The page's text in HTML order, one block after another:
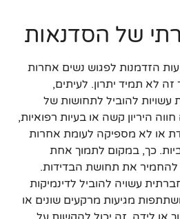
של הסדנאות
הזדמנות לפגוש נשים אחרות
זה לא תמיד יתרון. לעיתים,
עשויות להוביל לתחושות של
היריון קשה או בעיות רפואיות,
או לא מספיקה לעומת אחרות
כך, במקום לתמוך אחת
להחמיר את תחושת הבדידות.
עשויה להוביל לדינמיקות
מגיעות מרקעים שונים או